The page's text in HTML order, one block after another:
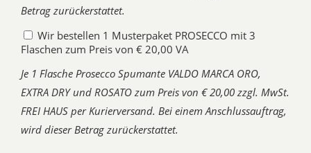
Betrag zurückerstattet.
Wir bestellen 1 Musterpaket PROSECCO mit 3
Flaschen zum Preis von € 20,00 VA
Je 1 Flasche Prosecco Spumante VALDO MARCA ORO,
EXTRA DRY und ROSATO zum Preis von € 20,00 zzgl. MwSt.
FREI HAUS per Kurierversand. Bei einem Anschlussauftrag,
wird dieser Betrag zurückerstattet.